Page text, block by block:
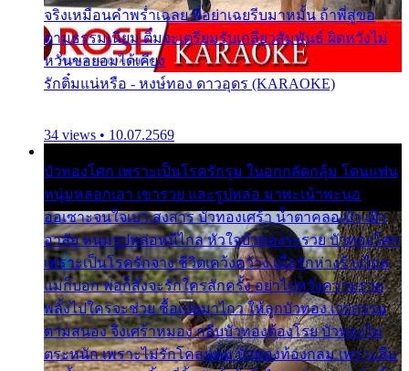
จริงเหมือนคำพร่ำเฉลย พี่อย่าเฉยรีบมาหมั้น ถ้าพี่สู่ขอ
ตามธรรมเนียม ติ๋มจะเตรียมรับเกลียวสัมพันธ์ ผิดหวังไม่
หวั่นขอยอมได้เคียง
รักติ๋มแน่หรือ - หงษ์ทอง ดาวอุดร (KARAOKE)
34 views • 10.07.2569
บัวทองโศก เพราะเป็นโรครักรุม ในอกกลัดกลุ้ม โดนแฟน
หนุ่มหลอกเอา เขารวย และรูปหล่อ มาพะเน้าพะนอ
ออเซาะจนใจเบา สงสาร บัวทองเศร้า น้ำตาคลอเบ้า เฝ้า
อาลัย หนุ่มรูปหล่อหนีไกล หัวใจบัวทองระรวย บัวทองโศก
เพราะเป็นโรครักจาง ชีวิตเคว้งคว้าง เมื่อรักห่างร้างไกล
แม่ก็บอก พ่อก็สั่งจะรักใครสักครั้ง อย่าไปหวังความรวย
พลั้งไปใครจะช่วย ซื้อเปลมาไกว ให้ลูกบัวทอง เวรกรรม
ตามสนอง จึงเศร้าหมอง กลีบบัวทองต้องโรย บัวทองไม่
ตระหนัก เพราะไม่รักโคลนตม บัวทองท้องกลม เพราะลืม